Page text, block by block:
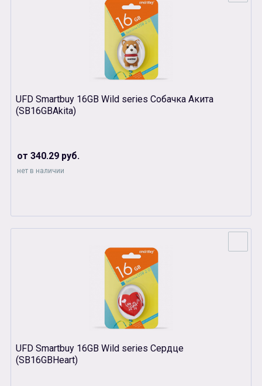
UFD Smartbuy 16GB Wild series Собачка Акита
(SB16GBAkita)
от 340.29 руб.
нет в наличии
UFD Smartbuy 16GB Wild series Сердце
(SB16GBHeart)